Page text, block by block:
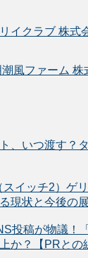
イクラブ 株式
風ファーム 株
、いつ渡す？
スイッチ2）ゲ
現状と今後の
投稿が物議！
か？【PRとの